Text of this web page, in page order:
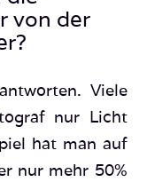
von der
Viele
nur Licht
hat man auf
nur mehr 50%